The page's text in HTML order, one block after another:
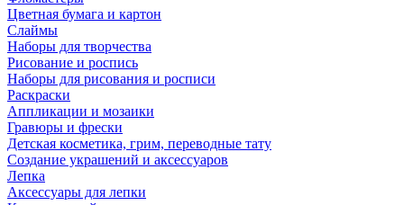
Цветная бумага и картон
Слаймы
Наборы для творчества
Рисование и роспись
Наборы для рисования и росписи
Раскраски
Аппликации и мозаики
Гравюры и фрески
Детская косметика, грим, переводные тату
Создание украшений и аксессуаров
Лепка
Аксессуары для лепки